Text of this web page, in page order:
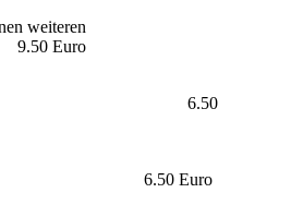
weiteren
Euro
6.50
6.50 Euro